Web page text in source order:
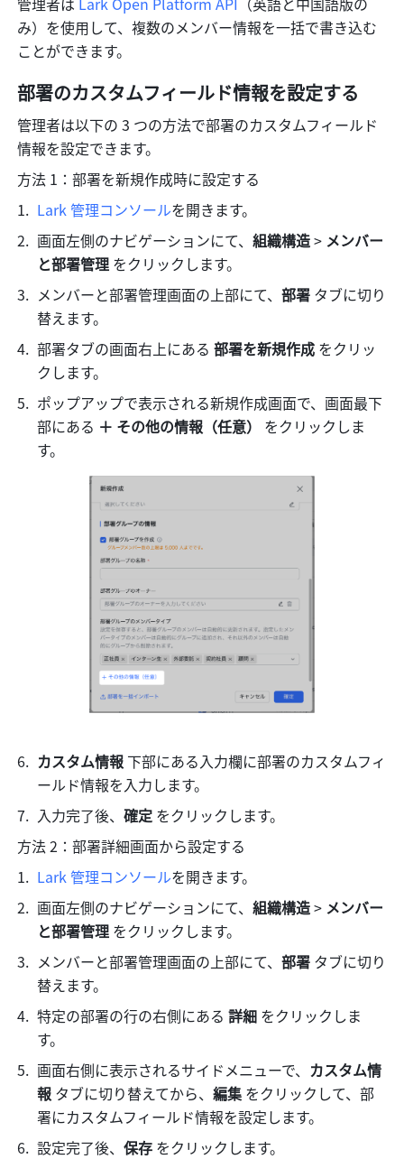
み）を使用して、複数のメンバー情報を一括で書き込む
ことができます。
部署のカスタムフィールド情報を設定する
管理者は以下の 3 つの方法で部署のカスタムフィールド
情報を設定できます。
方法 1：部署を新規作成時に設定する
Lark 管理コンソールを開きます。
画面左側のナビゲーションにて、組織構造 > メンバー
と部署管理 をクリックします。
メンバーと部署管理画面の上部にて、部署 タブに切り
替えます。
部署タブの画面右上にある 部署を新規作成 をクリッ
クします。
ポップアップで表示される新規作成画面で、画面最下
部にある ＋ その他の情報（任意） をクリックしま
す。
カスタム情報 下部にある入力欄に部署のカスタムフィ
ールド情報を入力します。
入力完了後、確定 をクリックします。
方法 2：部署詳細画面から設定する
Lark 管理コンソールを開きます。
画面左側のナビゲーションにて、組織構造 > メンバー
と部署管理 をクリックします。
メンバーと部署管理画面の上部にて、部署 タブに切り
替えます。
特定の部署の行の右側にある 詳細 をクリックしま
す。
画面右側に表示されるサイドメニューで、 カスタム情
報 タブに切り替えてから、編集 をクリックして、部
署にカスタムフィールド情報を設定します。
設定完了後、保存 をクリックします。